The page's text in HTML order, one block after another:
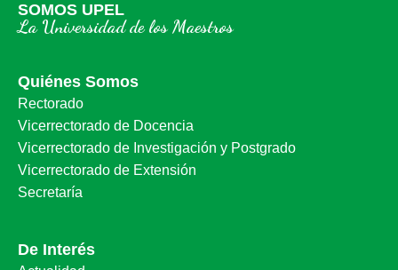
SOMOS UPEL
La Universidad de los Maestros
Quiénes Somos
Rectorado
Vicerrectorado de Docencia
Vicerrectorado de Investigación y Postgrado
Vicerrectorado de Extensión
Secretaría
De Interés